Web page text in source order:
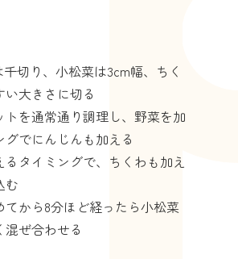
切り、小松菜は3cm幅、ちく
大きさに切る
トを通常通り調理し、野菜を加
グでにんじんも加える
るタイミングで、ちくわも加え
む
てから8分ほど経ったら小松菜
ぜ合わせる